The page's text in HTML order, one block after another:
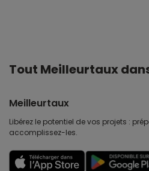
Tout Meilleurtaux
Meilleurtaux
Libérez le potentiel de vos projets :
accomplissez-les.